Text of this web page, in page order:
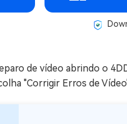
de vídeo abrindo o
"Corrigir Erros de